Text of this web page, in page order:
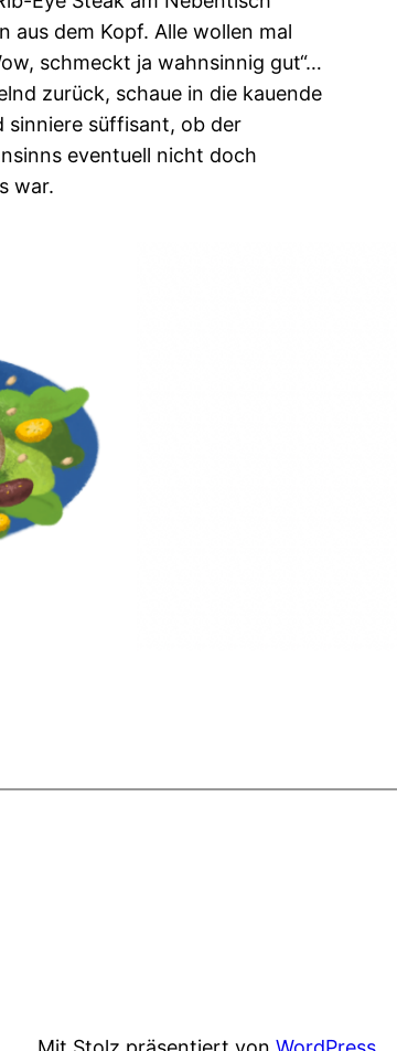
aus dem Kopf. Alle wollen mal
schmeckt ja wahnsinnig gut“…
zurück, schaue in die kauende
sinniere süffisant, ob der
eventuell nicht doch
war.